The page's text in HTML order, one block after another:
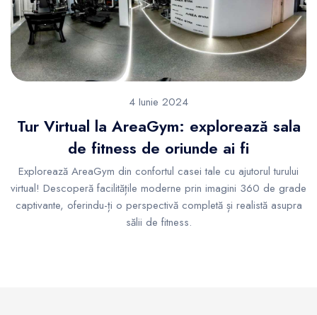
4 Iunie 2024
Tur Virtual la AreaGym: explorează sala
de fitness de oriunde ai fi
Explorează AreaGym din confortul casei tale cu ajutorul turului
virtual! Descoperă facilitățile moderne prin imagini 360 de grade
captivante, oferindu-ți o perspectivă completă și realistă asupra
sălii de fitness.